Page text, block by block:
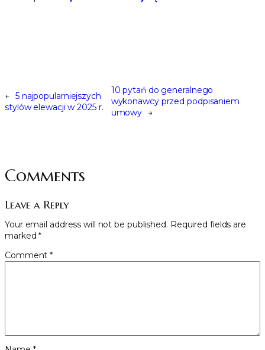
← 5 najpopularniejszych
stylów elewacji w 2025 r.
10 pytań do generalnego
wykonawcy przed podpisaniem
umowy
→
Comments
Leave a Reply
Your email address will not be published. Required fields are
marked*
Comment*